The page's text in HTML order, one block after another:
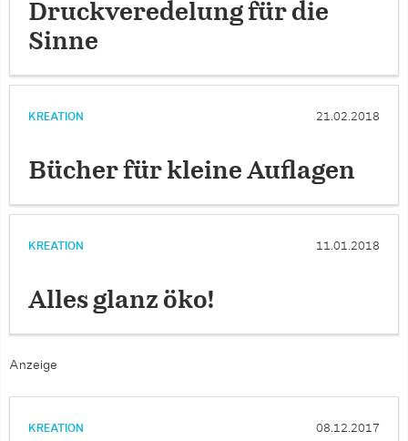
Druckveredelung für die
Sinne
KREATION 21.02.2018
Bücher für kleine Auflagen
KREATION 11.01.2018
Alles glanz öko!
Anzeige
KREATION 08.12.2017